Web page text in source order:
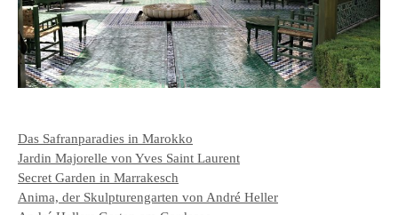
Das Safranparadies in Marokko
Jardin Majorelle von Yves Saint Laurent
Secret Garden in Marrakesch
Anima, der Skulpturengarten von André Heller